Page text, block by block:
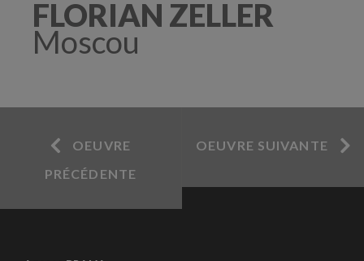
FLORIAN ZELLER
Moscou
OEUVRE
PRÉCÉDENTE
OEUVRE SUIVANTE